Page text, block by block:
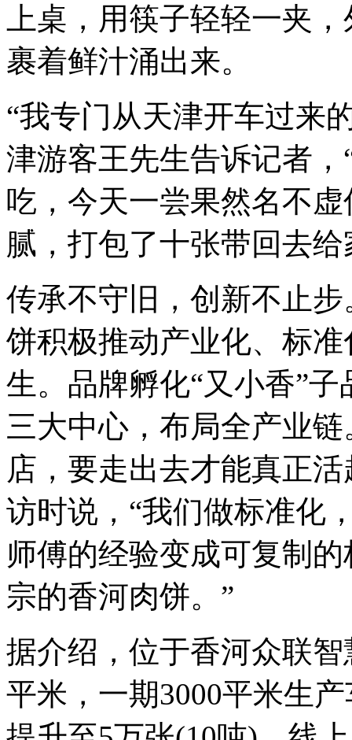
上桌，用筷子轻轻一夹
裹着鲜汁涌出来。
“我专门从天津开车过来
津游客王先生告诉记者
吃，今天一尝果然名不
腻，打包了十张带回去给
传承不守旧，创新不止
饼积极推动产业化、标
生。品牌孵化“又小香”
三大中心，布局全产业
店，要走出去才能真正
访时说，“我们做标准化
师傅的经验变成可复制
宗的香河肉饼。”
据介绍，位于香河众联
平米，一期3000平米生